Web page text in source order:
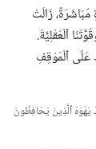
زَالَتْ
ٱلْعَقْلِيَّةَ.‏
ٱلْمَوْقِفِ
ٱلَّذِينَ يُحَافِظُونَ